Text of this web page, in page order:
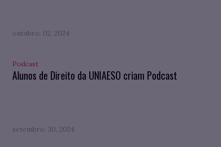
outubro. 02, 2024
Podcast
Alunos de Direito da UNIAESO criam Podcast
setembro. 30, 2024